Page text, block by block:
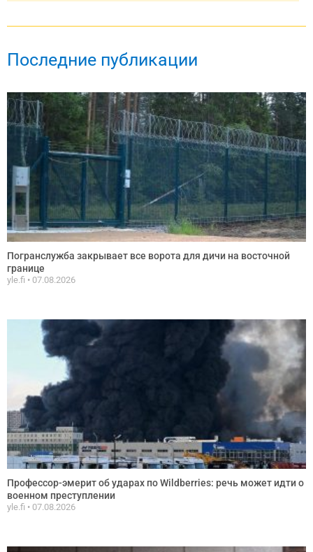
Последние публикации
Погранслужба закрывает все ворота для дичи на восточной
границе
yle.fi 07.08.2026
Профессор-эмерит об ударах по Wildberries: речь может идти о
военном преступлении
yle.fi 07.08.2026